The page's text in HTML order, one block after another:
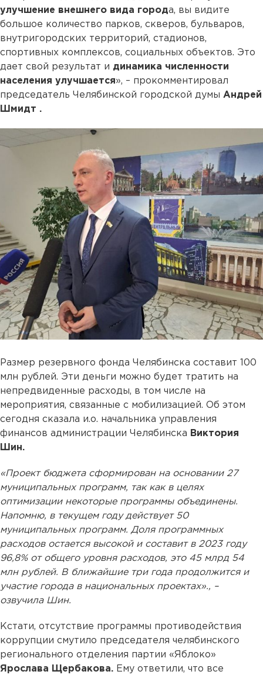
улучшение внешнего вида города, вы видите
большое количество парков, скверов, бульваров,
внутригородских территорий, стадионов,
спортивных комплексов, социальных объектов. Это
дает свой результат и динамика численности
населения улучшается», – прокомментировал
председатель Челябинской городской думы Андрей
Шмидт .
Размер резервного фонда Челябинска составит 100
млн рублей. Эти деньги можно будет тратить на
непредвиденные расходы, в том числе на
мероприятия, связанные с мобилизацией. Об этом
сегодня сказала и.о. начальника управления
финансов администрации Челябинска Виктория
Шин.
«Проект бюджета сформирован на основании 27
муниципальных программ, так как в целях
оптимизации некоторые программы объединены.
Напомню, в текущем году действует 50
муниципальных программ. Доля программных
расходов остается высокой и составит в 2023 году
96,8% от общего уровня расходов, это 45 млрд 54
млн рублей. В ближайшие три года продолжится и
участие города в национальных проектах»., –
озвучила Шин.
Кстати, отсутствие программы противодействия
коррупции смутило председателя челябинского
регионального отделения партии «Яблоко»
Ярослава Щербакова. Ему ответили, что все